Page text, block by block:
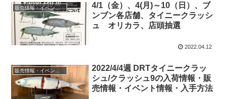
販売情報・イベント情報
4/1（金）、4(月)～10（日）、ブ
ンブン各店舗、タイニークラッシ
ュ オリカラ、店頭抽選
2022.04.12
2022/4/4週 DRTタイニークラッ
シュ/クラッシュ9の入荷情報・販
売情報・イベント情報・入手方法